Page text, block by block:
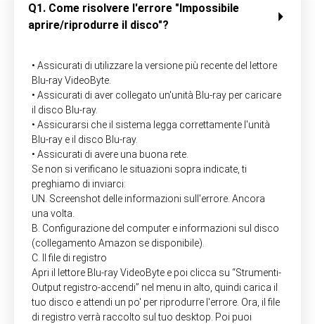
Q1. Come risolvere l'errore "Impossibile
aprire/riprodurre il disco"?
• Assicurati di utilizzare la versione più recente del lettore
Blu-ray VideoByte.
• Assicurati di aver collegato un'unità Blu-ray per caricare
il disco Blu-ray.
• Assicurarsi che il sistema legga correttamente l'unità
Blu-ray e il disco Blu-ray.
• Assicurati di avere una buona rete.
Se non si verificano le situazioni sopra indicate, ti
preghiamo di inviarci:
UN. Screenshot delle informazioni sull'errore. Ancora
una volta.
B. Configurazione del computer e informazioni sul disco
(collegamento Amazon se disponibile).
C. Il file di registro
Apri il lettore Blu-ray VideoByte e poi clicca su “Strumenti-
Output registro-accendi” nel menu in alto, quindi carica il
tuo disco e attendi un po' per riprodurre l'errore. Ora, il file
di registro verrà raccolto sul tuo desktop. Poi puoi